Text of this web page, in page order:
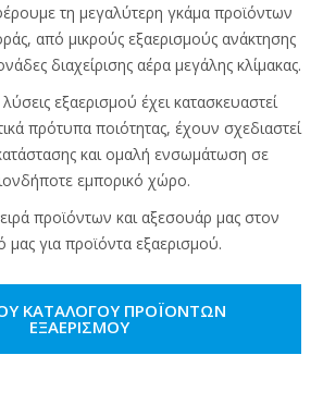
τη μεγαλύτερη γκάμα προϊόντων
από μικρούς εξαερισμούς ανάκτησης
διαχείρισης αέρα μεγάλης κλίμακας.
εξαερισμού έχει κατασκευαστεί
πρότυπα ποιότητας, έχουν σχεδιαστεί
και ομαλή ενσωμάτωση σε
εμπορικό χώρο.
προϊόντων και αξεσουάρ μας στον
μας για προϊόντα εξαερισμού.
ΚΑΤΑΛΌΓΟΥ ΠΡΟΪΌΝΤΩΝ
ΕΞΑΕΡΙΣΜΟΎ